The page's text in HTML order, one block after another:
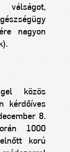
válságot,
nagyon
közös
kérdőíves
8.
1000
korú